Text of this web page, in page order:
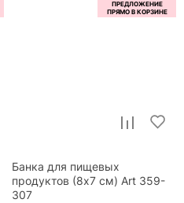
Банка для пищевых
продуктов (8х7 см) Art 359-
307